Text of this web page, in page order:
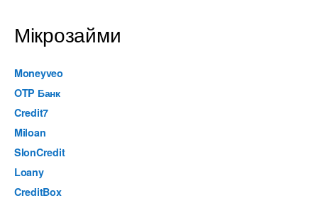
Мікрозайми
Moneyveo
OTP Банк
Credit7
Miloan
SlonCredit
Loany
CreditBox